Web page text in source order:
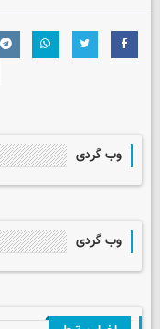
وب گردی
وب گردی